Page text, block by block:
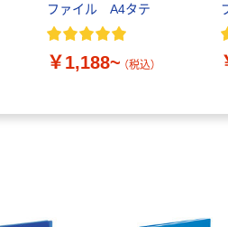
ファイル A4タテ
￥1,188~ （税込）